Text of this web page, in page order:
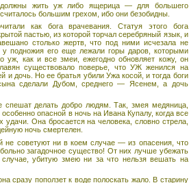
жить уж либо ящерица — для большего
большим грехом, ибо они безобидны.
как бога врачевания. Статуя этого бога
пастью, из которой торчал серебряный язык, и
столько жертв, что под ними исчезала не
подножия его еще лежали горы даров, которыми
уж, как и все змеи, ежегодно обновляет кожу, он
существовало поверье, что УЖ женился на
и дочь. Но ее братья убили Ужа косой, и тогда боги
сделали Дубом, среднего — Ясенем, а дочь
делать добро людям. Так, змея медяница,
опасной в ночь на Ивана Купалу, когда все
удачи. Она бросается на человека, словно стрела,
ночь смертелен.
не советуют ни в коем случае — из опасения, что
загадочное существо! От них лучше убежать
убитую змею ни за что нельзя вешать на
сразу поползет к воде полоскать жало. В старину